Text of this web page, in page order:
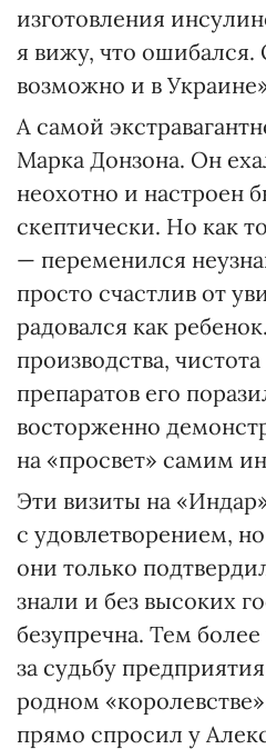
изготовления
я вижу, что ошибался.
возможно и в
А самой
Марка Донзона. Он
неохотно и настроен
скептически. Но как
— переменился
просто счастлив от
радовался как
производства,
препаратов его
восторженно
на «просвет» самим
Эти визиты на
с удовлетворением,
они только
знали и без высоких
безупречна. Тем более
за судьбу
родном
прямо спросил у